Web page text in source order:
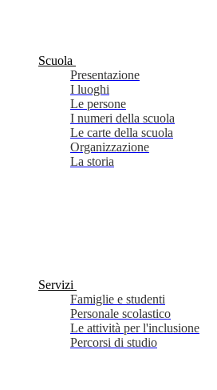
Scuola
Presentazione
I luoghi
Le persone
I numeri della scuola
Le carte della scuola
Organizzazione
La storia
Servizi
Famiglie e studenti
Personale scolastico
Le attività per l'inclusione
Percorsi di studio